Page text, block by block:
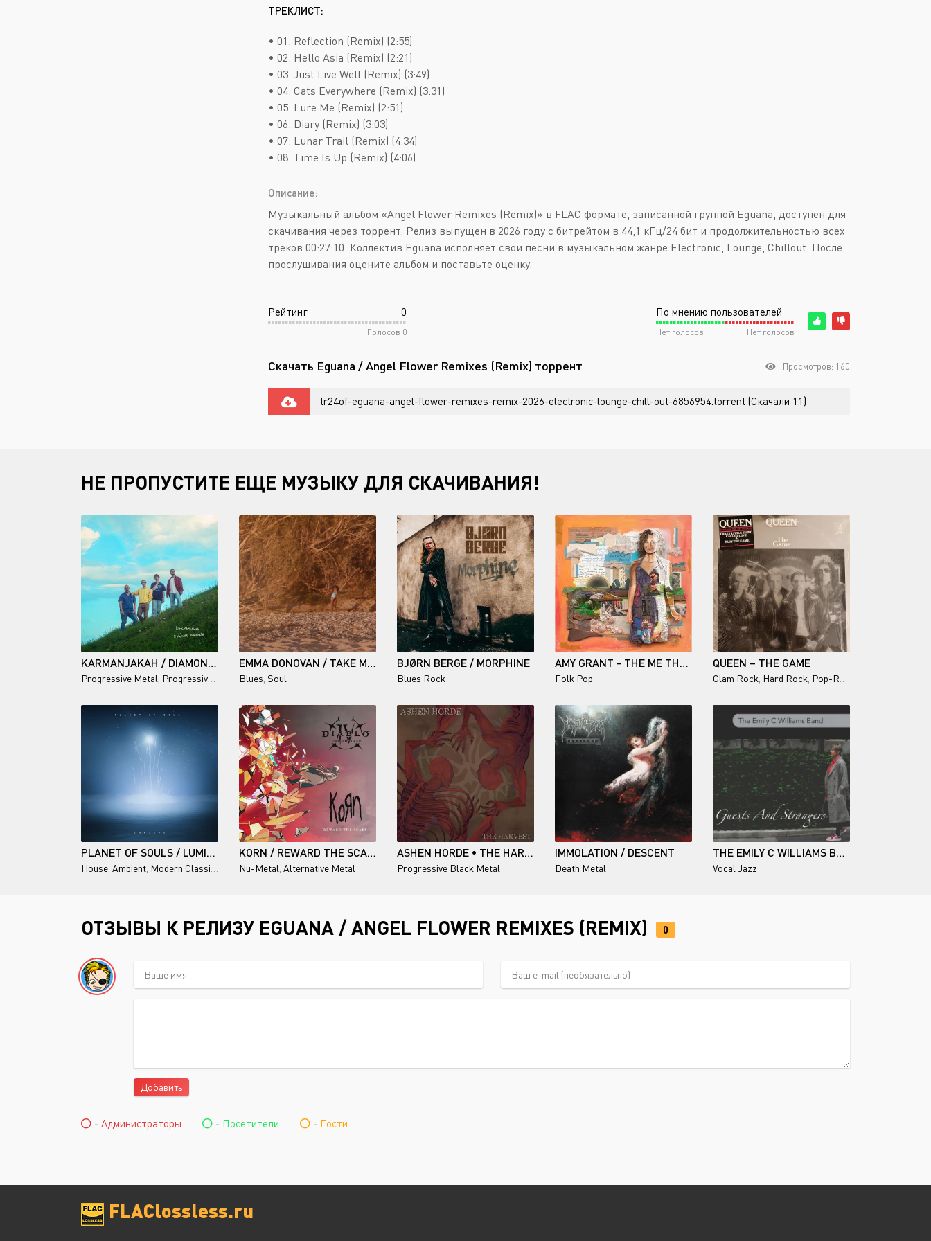
Doom Metal
Folk Metal
Gothic Metal
Groove Metal
Heavy Metal
ТРЕКЛИСТ:
• 01. Reflection (Remix) (2:55)
• 02. Hello Asia (Remix) (2:21)
• 03. Just Live Well (Remix) (3:49)
• 04. Cats Everywhere (Remix) (3:31)
• 05. Lure Me (Remix) (2:51)
• 06. Diary (Remix) (3:03)
• 07. Lunar Trail (Remix) (4:34)
• 08. Time Is Up (Remix) (4:06)
Описание:
Музыкальный альбом «Angel Flower Remixes (Remix)» в FLAC формате, записанной группой Eguana, доступен для
скачивания через торрент. Релиз выпущен в 2026 году с битрейтом в 44,1 кГц/24 бит и продолжительностью всех
треков 00:27:10. Коллектив Eguana исполняет свои песни в музыкальном жанре Electronic, Lounge, Chillout. После
прослушивания оцените альбом и поставьте оценку.
Рейтинг 0
Голосов 0
По мнению пользователей
Нет голосов Нет голосов
Скачать Eguana / Angel Flower Remixes (Remix) торрент Просмотров: 160
tr24of-eguana-angel-flower-remixes-remix-2026-electronic-lounge-chill-out-6856954.torrent (Скачали 11)
НЕ ПРОПУСТИТЕ ЕЩЕ МУЗЫКУ ДЛЯ СКАЧИВАНИЯ!
KARMANJAKAH / DIAMOND MORNING
Progressive Metal Progressive Rock
EMMA DONOVAN / TAKE ME TO THE RIVER
Blues Soul
BJØRN BERGE / MORPHINE
Blues Rock
AMY GRANT - THE ME THAT REMAINS
Folk Pop
QUEEN – THE GAME
Glam Rock Hard Rock Pop-Rock
PLANET OF SOULS / LUMIERE
House Ambient Modern Classical Chillwave
KORN / REWARD THE SCARS (SINGLE)
Nu-Metal Alternative Metal
ASHEN HORDE • THE HARVEST
Progressive Black Metal
IMMOLATION / DESCENT
Death Metal
THE EMILY C WILLIAMS BAND / GUESTS AND STRANGERS
Vocal Jazz
ОТЗЫВЫ К РЕЛИЗУ EGUANA / ANGEL FLOWER REMIXES (REMIX) 0
Добавить
- Администраторы - Посетители - Гости
FLAClossless.ru